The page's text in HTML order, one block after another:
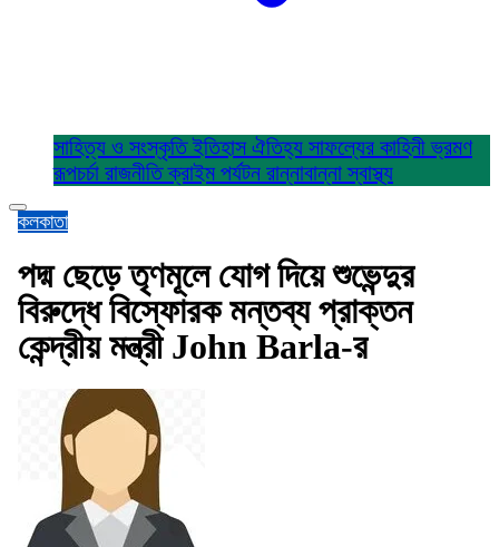
সাহিত্য ও সংস্কৃতিইতিহাস ঐতিহ্য সাফল্যের কাহিনীভ্রমণ
রূপচর্চা রাজনীতিক্রাইম পর্যটন রান্নাবান্নাস্বাস্থ্য
কলকাতা
পদ্ম ছেড়ে তৃণমূলে যোগ দিয়ে শুভেন্দুর
বিরুদ্ধে বিস্ফোরক মন্তব্য প্রাক্তন
কেন্দ্রীয় মন্ত্রী John Barla-র